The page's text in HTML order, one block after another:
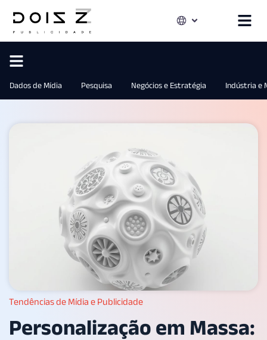
Dados de Mídia Pesquisa Negócios e Estratégia Indústria e
Tendências de Mídia e Publicidade
Personalização em Massa: